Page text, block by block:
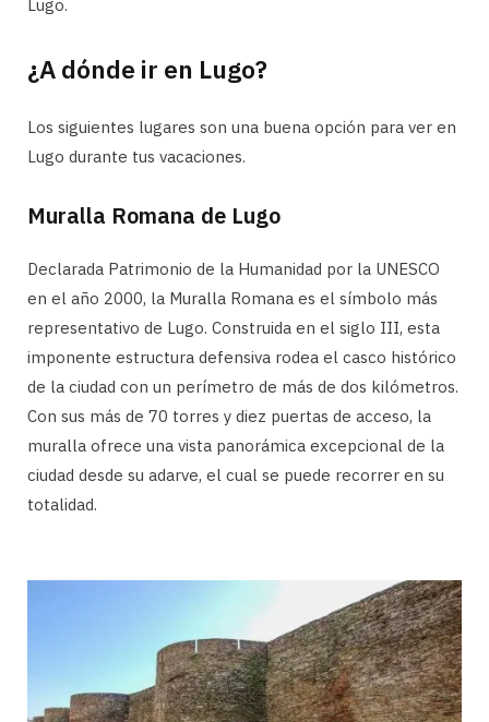
Lugo.
¿A dónde ir en Lugo?
Los siguientes lugares son una buena opción para ver en
Lugo durante tus vacaciones.
Muralla Romana de Lugo
Declarada Patrimonio de la Humanidad por la UNESCO
en el año 2000, la Muralla Romana es el símbolo más
representativo de Lugo. Construida en el siglo III, esta
imponente estructura defensiva rodea el casco histórico
de la ciudad con un perímetro de más de dos kilómetros.
Con sus más de 70 torres y diez puertas de acceso, la
muralla ofrece una vista panorámica excepcional de la
ciudad desde su adarve, el cual se puede recorrer en su
totalidad.